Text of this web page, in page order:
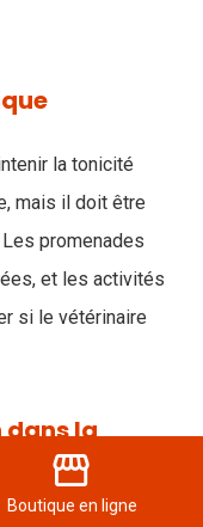
la tonicité
mais il doit être
Les promenades
et les activités
si le vétérinaire
dans la
storefront
Boutique en ligne